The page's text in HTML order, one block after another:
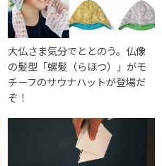
大仏さま気分でととのう。仏像
の髪型「螺髪（らほつ）」がモ
チーフのサウナハットが登場だ
ぞ！